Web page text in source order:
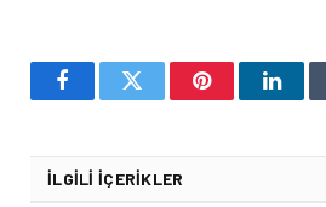
FacebookTwitter Pinterest
İLGILI İÇERIKLER